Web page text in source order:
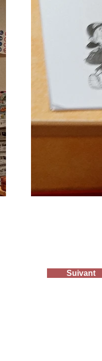
Suivant